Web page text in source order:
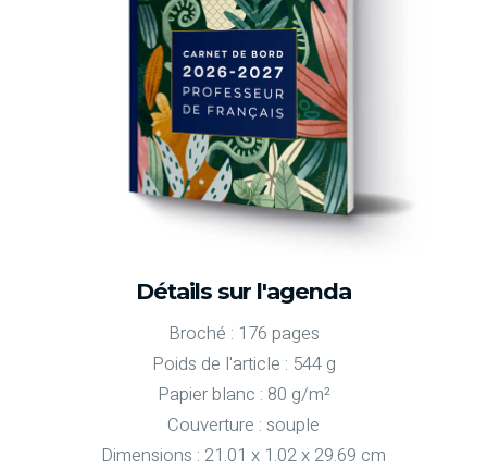
Détails sur l'agenda
Broché : 176 pages
Poids de l'article : 544 g
Papier blanc : 80 g/m²
Couverture : souple
Dimensions : 21.01 x 1.02 x 29.69 cm